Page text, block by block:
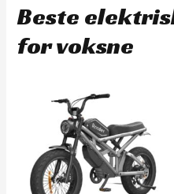
Beste
for voksne